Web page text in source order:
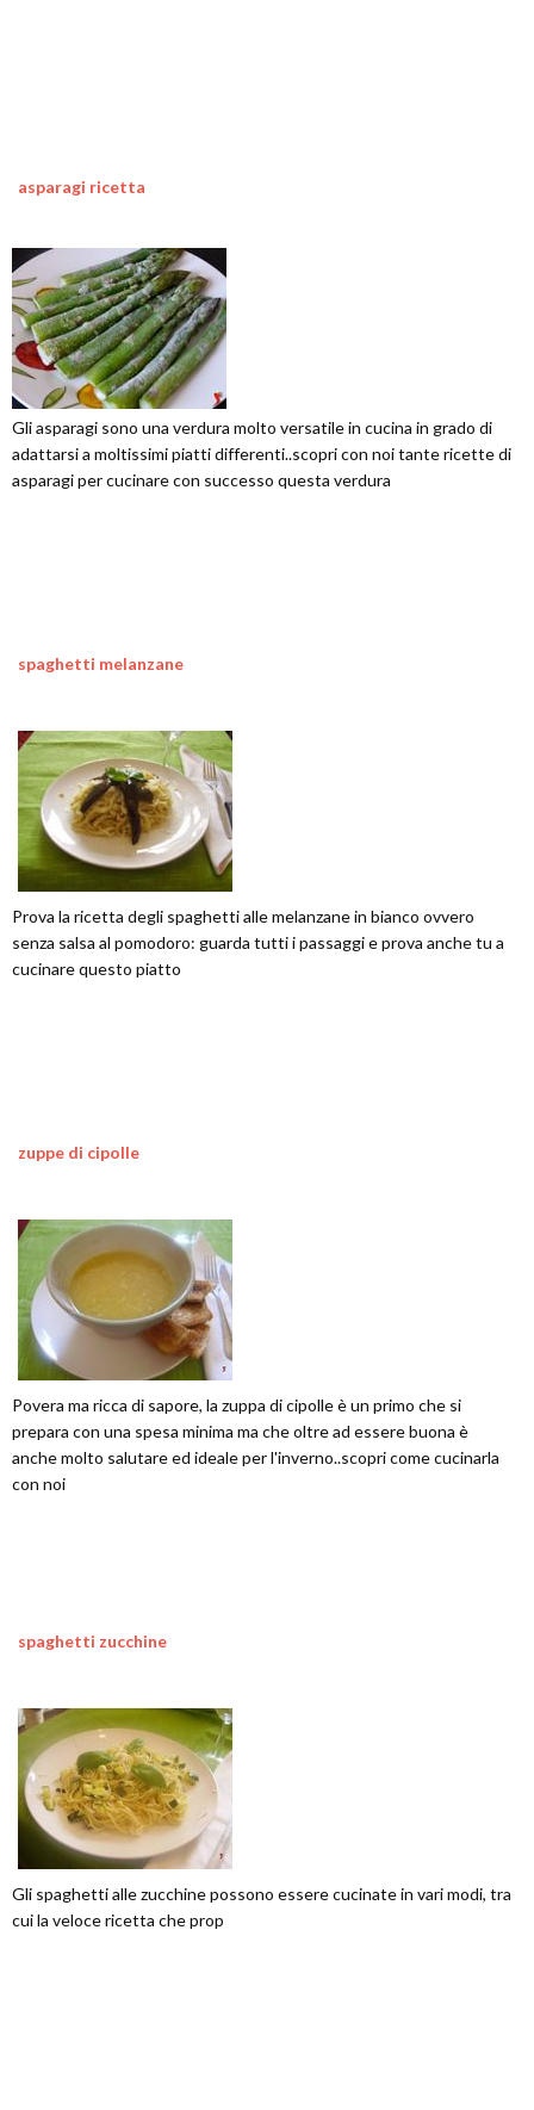
asparagi ricetta
Gli asparagi sono una verdura molto versatile in cucina in grado di
adattarsi a moltissimi piatti differenti..scopri con noi tante ricette di
asparagi per cucinare con successo questa verdura
spaghetti melanzane
Prova la ricetta degli spaghetti alle melanzane in bianco ovvero
senza salsa al pomodoro: guarda tutti i passaggi e prova anche tu a
cucinare questo piatto
zuppe di cipolle
Povera ma ricca di sapore, la zuppa di cipolle è un primo che si
prepara con una spesa minima ma che oltre ad essere buona è
anche molto salutare ed ideale per l'inverno..scopri come cucinarla
con noi
spaghetti zucchine
Gli spaghetti alle zucchine possono essere cucinate in vari modi, tra
cui la veloce ricetta che prop